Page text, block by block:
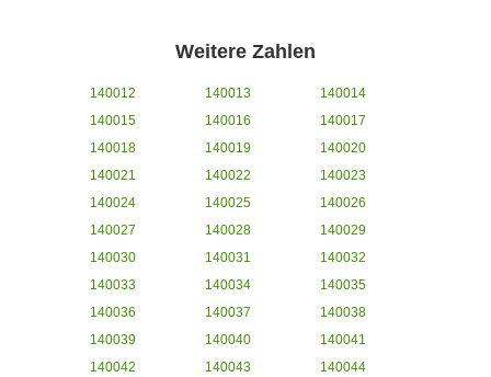
Weitere Zahlen
140012 140013
140014
140015
140016
140017
140018
140019
140020
140021
140022
140023
140024
140025
140026
140027
140028
140029
140030
140031
140032
140033
140034
140035
140036
140037
140038
140039
140040
140041
140042
140043
140044